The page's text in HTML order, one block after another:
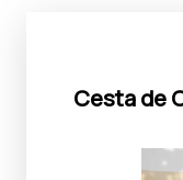
Cesta de